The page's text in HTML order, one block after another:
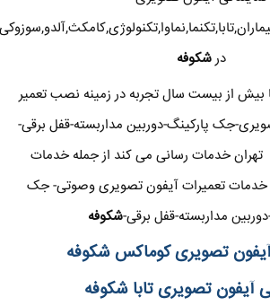
درشکوفه
بیش از بیست سال تجربه در زمینه نصب تعمیر
جک پارکینگ-دوربین مداربسته-قفل برقی-
تهران خدمات رسانی می کند از جمله خدمات
خدمات تعمیرات آیفون تصویری وصوتی- جک
مداربسته-قفل برقی-شکوفه
تصویری کوماکس شکوفه
آیفون تصویری تاباشکوفه